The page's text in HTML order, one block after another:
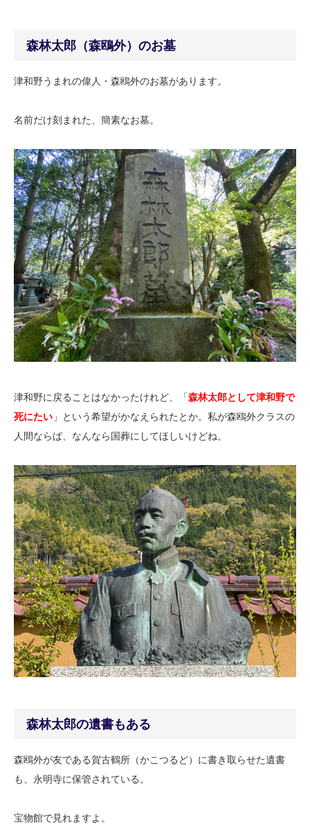
森林太郎（森鴎外）のお墓
津和野うまれの偉人・森鴎外のお墓があります。
名前だけ刻まれた、簡素なお墓。
津和野に戻ることはなかったけれど、「森林太郎として津和野で
死にたい 」という希望がかなえられたとか。私が森鴎外クラスの
人間ならば、なんなら国葬にしてほしいけどね。
森林太郎の遺書もある
森鴎外が友である賀古鶴所（かこつるど）に書き取らせた遺書
も、永明寺に保管されている。
宝物館で見れますよ。